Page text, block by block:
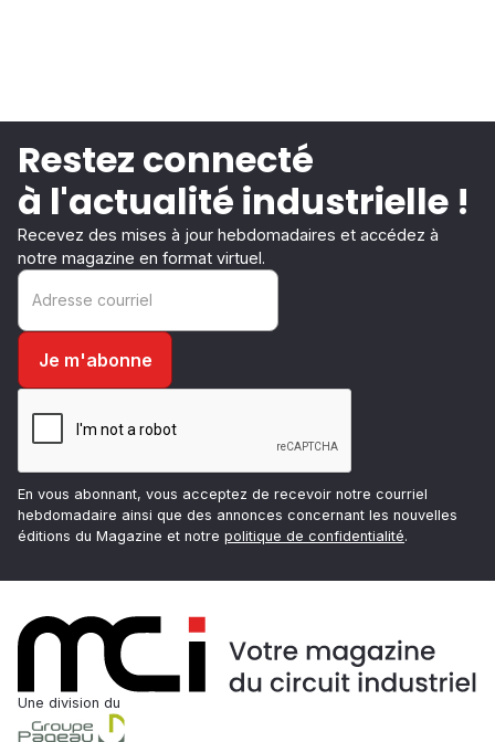
Restez connecté
à l'actualité industrielle !
Recevez des mises à jour hebdomadaires et accédez à
notre magazine en format virtuel.
En vous abonnant, vous acceptez de recevoir notre courriel
hebdomadaire ainsi que des annonces concernant les nouvelles
éditions du Magazine et notre politique de confidentialité.
Une division du